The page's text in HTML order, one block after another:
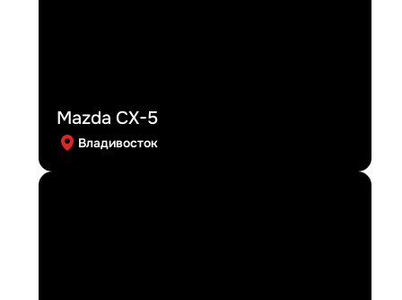
Mazda CX-5
Владивосток